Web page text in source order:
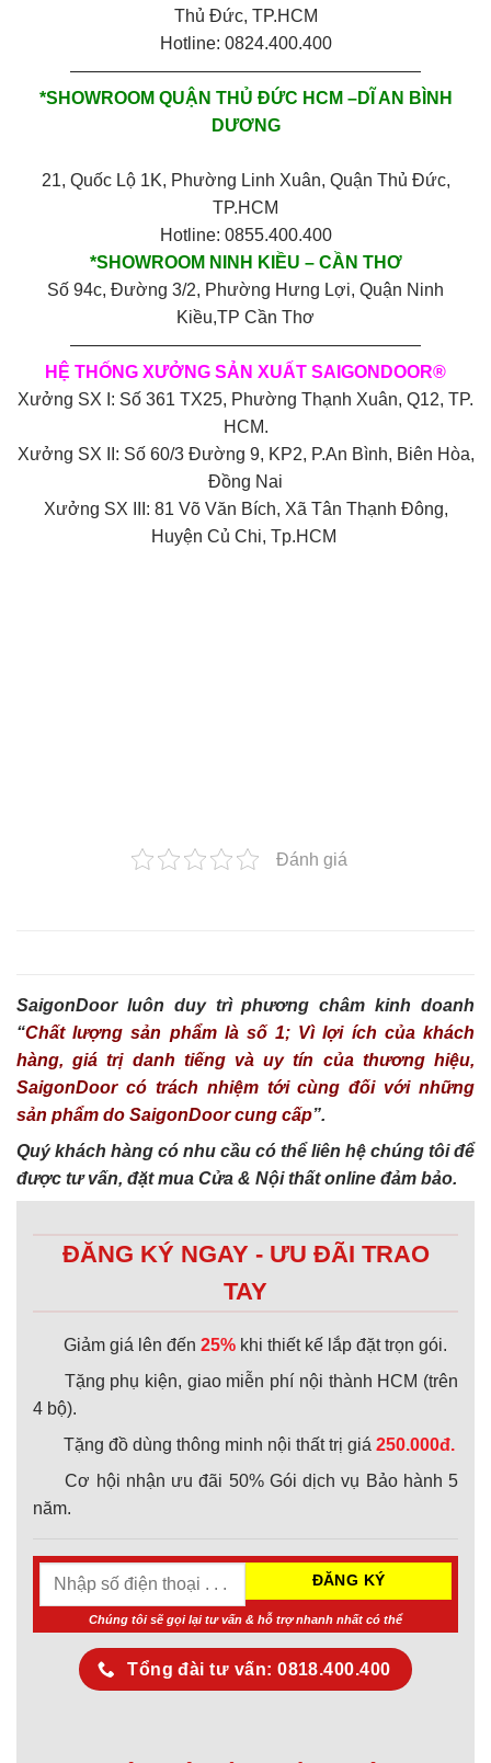
Thủ Đức, TP.HCM
Hotline: 0824.400.400
————————————————————
*SHOWROOM QUẬN THỦ ĐỨC HCM –DĨ AN BÌNH
DƯƠNG
21, Quốc Lộ 1K, Phường Linh Xuân, Quận Thủ Đức,
TP.HCM
Hotline: 0855.400.400
*SHOWROOM NINH KIỀU – CẦN THƠ
Số 94c, Đường 3/2, Phường Hưng Lợi, Quận Ninh
Kiều,TP Cần Thơ
————————————————————
HỆ THỐNG XƯỞNG SẢN XUẤT SAIGONDOOR®
Xưởng SX I: Số 361 TX25, Phường Thạnh Xuân, Q12, TP.
HCM.
Xưởng SX II: Số 60/3 Đường 9, KP2, P.An Bình, Biên Hòa,
Đồng Nai
Xưởng SX III: 81 Võ Văn Bích, Xã Tân Thạnh Đông,
Huyện Củ Chi, Tp.HCM
Đánh giá
SaigonDoor luôn duy trì phương châm kinh doanh
“Chất lượng sản phẩm là số 1; Vì lợi ích của khách
hàng, giá trị danh tiếng và uy tín của thương hiệu,
SaigonDoor có trách nhiệm tới cùng đối với những
sản phẩm do SaigonDoor cung cấp”.
Quý khách hàng có nhu cầu có thể liên hệ chúng tôi để
được tư vấn, đặt mua Cửa & Nội thất online đảm bảo.
ĐĂNG KÝ NGAY - ƯU ĐÃI TRAO
TAY
Giảm giá lên đến 25% khi thiết kế lắp đặt trọn gói.
Tặng phụ kiện, giao miễn phí nội thành HCM (trên
4 bộ).
Tặng đồ dùng thông minh nội thất trị giá 250.000đ.
Cơ hội nhận ưu đãi 50% Gói dịch vụ Bảo hành 5
năm.
Chúng tôi sẽ gọi lại tư vấn & hỗ trợ nhanh nhất có thể
Tổng đài tư vấn: 0818.400.400